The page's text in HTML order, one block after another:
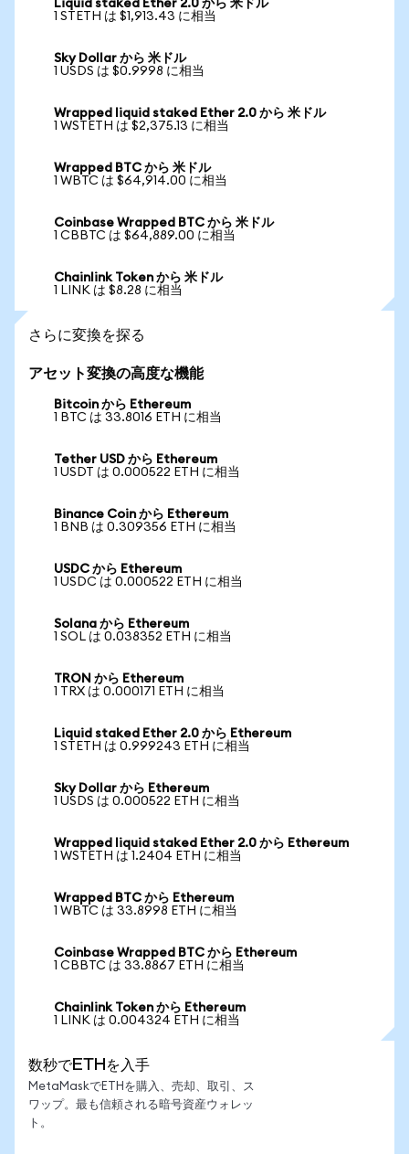
Liquid staked Ether 2.0 から 米ドル
1 STETH は $1,913.43 に相当
Sky Dollar から 米ドル
1 USDS は $0.9998 に相当
Wrapped liquid staked Ether 2.0 から 米ドル
1 WSTETH は $2,375.13 に相当
Wrapped BTC から 米ドル
1 WBTC は $64,914.00 に相当
Coinbase Wrapped BTC から 米ドル
1 CBBTC は $64,889.00 に相当
Chainlink Token から 米ドル
1 LINK は $8.28 に相当
さらに変換を探る
アセット変換の高度な機能
Bitcoin から Ethereum
1 BTC は 33.8016 ETH に相当
Tether USD から Ethereum
1 USDT は 0.000522 ETH に相当
Binance Coin から Ethereum
1 BNB は 0.309356 ETH に相当
USDC から Ethereum
1 USDC は 0.000522 ETH に相当
Solana から Ethereum
1 SOL は 0.038352 ETH に相当
TRON から Ethereum
1 TRX は 0.000171 ETH に相当
Liquid staked Ether 2.0 から Ethereum
1 STETH は 0.999243 ETH に相当
Sky Dollar から Ethereum
1 USDS は 0.000522 ETH に相当
Wrapped liquid staked Ether 2.0 から Ethereum
1 WSTETH は 1.2404 ETH に相当
Wrapped BTC から Ethereum
1 WBTC は 33.8998 ETH に相当
Coinbase Wrapped BTC から Ethereum
1 CBBTC は 33.8867 ETH に相当
Chainlink Token から Ethereum
1 LINK は 0.004324 ETH に相当
数秒でETHを入手
MetaMaskでETHを購入、売却、取引、ス
ワップ。最も信頼される暗号資産ウォレッ
ト。